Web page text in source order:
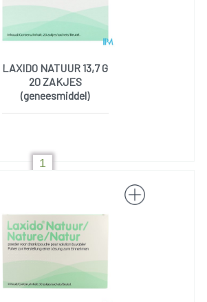
LAXIDO NATUUR 13,7 G
20 ZAKJES
(geneesmiddel)